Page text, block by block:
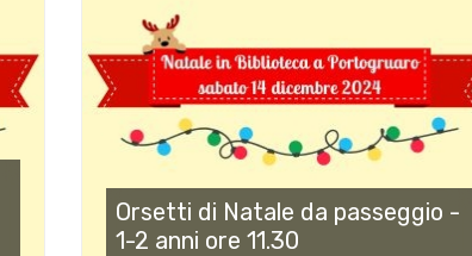
Orsetti di Natale da passeggio -
1-2 anni ore 11.30